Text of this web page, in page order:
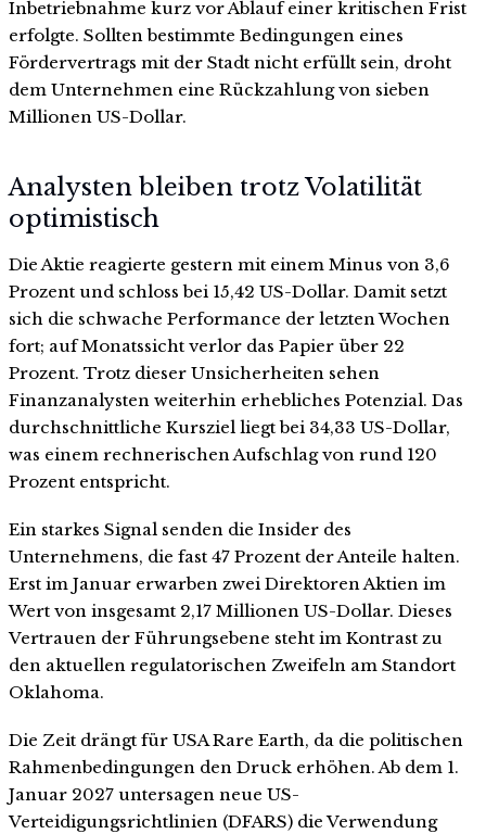
Inbetriebnahme kurz vor Ablauf einer kritischen Frist
erfolgte. Sollten bestimmte Bedingungen eines
Fördervertrags mit der Stadt nicht erfüllt sein, droht
dem Unternehmen eine Rückzahlung von sieben
Millionen US-Dollar.
Analysten bleiben trotz Volatilität
optimistisch
Die Aktie reagierte gestern mit einem Minus von 3,6
Prozent und schloss bei 15,42 US-Dollar. Damit setzt
sich die schwache Performance der letzten Wochen
fort; auf Monatssicht verlor das Papier über 22
Prozent. Trotz dieser Unsicherheiten sehen
Finanzanalysten weiterhin erhebliches Potenzial. Das
durchschnittliche Kursziel liegt bei 34,33 US-Dollar,
was einem rechnerischen Aufschlag von rund 120
Prozent entspricht.
Ein starkes Signal senden die Insider des
Unternehmens, die fast 47 Prozent der Anteile halten.
Erst im Januar erwarben zwei Direktoren Aktien im
Wert von insgesamt 2,17 Millionen US-Dollar. Dieses
Vertrauen der Führungsebene steht im Kontrast zu
den aktuellen regulatorischen Zweifeln am Standort
Oklahoma.
Die Zeit drängt für USA Rare Earth, da die politischen
Rahmenbedingungen den Druck erhöhen. Ab dem 1.
Januar 2027 untersagen neue US-
Verteidigungsrichtlinien (DFARS) die Verwendung